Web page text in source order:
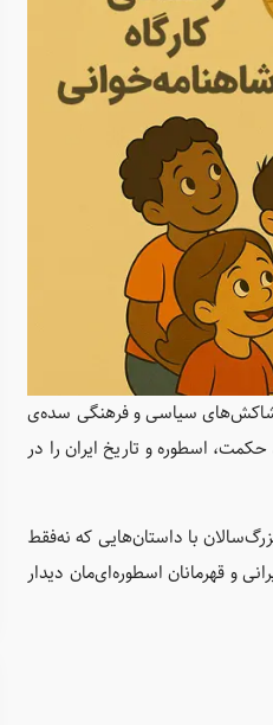
کشاکش‌های سیاسی و فرهنگی سده‌ی
اسطوره و تاریخ ایران را در
با داستان‌هایی که نه‌فقط
و قهرمانان اسطوره‌ای‌مان دیدار